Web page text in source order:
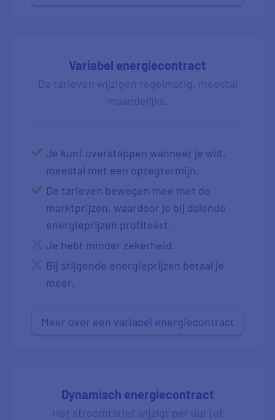
Variabel energiecontract
De tarieven wijzigen regelmatig, meestal
maandelijks.
Je kunt overstappen wanneer je wilt,
meestal met een opzegtermijn.
De tarieven bewegen mee met de
marktprijzen, waardoor je bij dalende
energieprijzen profiteert.
Je hebt minder zekerheid.
Bij stijgende energieprijzen betaal je
meer.
Meer over een variabel energiecontract
Dynamisch energiecontract
Het stroomtarief wijzigt per uur (of